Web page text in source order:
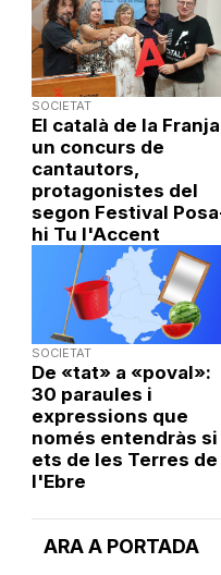
ARA A PORTADA
SOCIETAT
El català de la
un concurs de
cantautors,
protagonistes del
segon Festival
hi Tu l'Accent
SOCIETAT
De «tat» a «poval»:
30 paraules i
expressions que
només entendràs si
ets de les Terres de
l'Ebre